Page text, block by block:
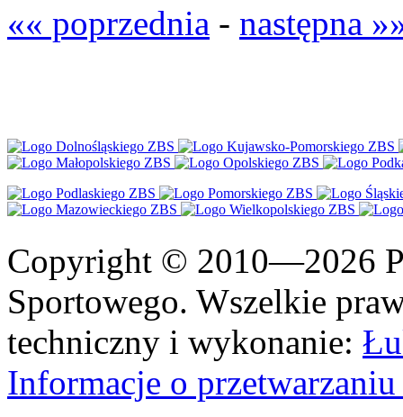
«« poprzednia - następna
Copyright © 2010—2026
Sportowego. Wszelkie
techniczny i wykonanie:
Informacje o